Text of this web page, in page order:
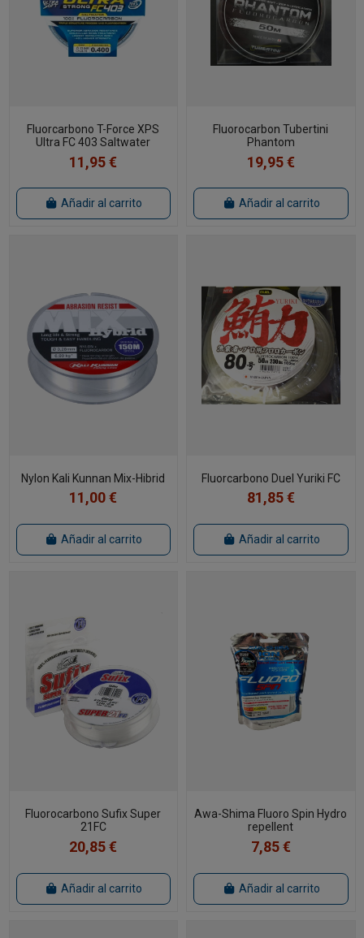
Fluorcarbono T-Force XPS
Ultra FC 403 Saltwater
11,95 €
Añadir al carrito
Fluorocarbon Tubertini
Phantom
19,95 €
Añadir al carrito
Nylon Kali Kunnan Mix-Hibrid
11,00 €
Añadir al carrito
Fluorcarbono Duel Yuriki FC
81,85 €
Añadir al carrito
Fluorocarbono Sufix Super
21FC
20,85 €
Añadir al carrito
Awa-Shima Fluoro Spin Hydro
repellent
7,85 €
Añadir al carrito